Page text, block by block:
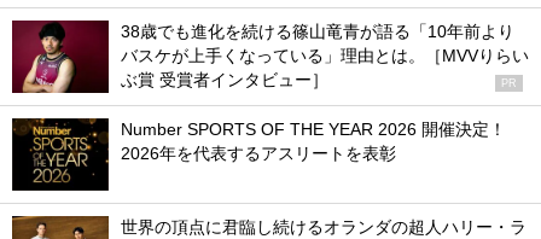
38歳でも進化を続ける篠山竜青が語る「10年前より
バスケが上手くなっている」理由とは。［MVVりらい
ぶ賞 受賞者インタビュー］
PR
Number SPORTS OF THE YEAR 2026 開催決定！
2026年を代表するアスリートを表彰
世界の頂点に君臨し続けるオランダの超人ハリー・ラ